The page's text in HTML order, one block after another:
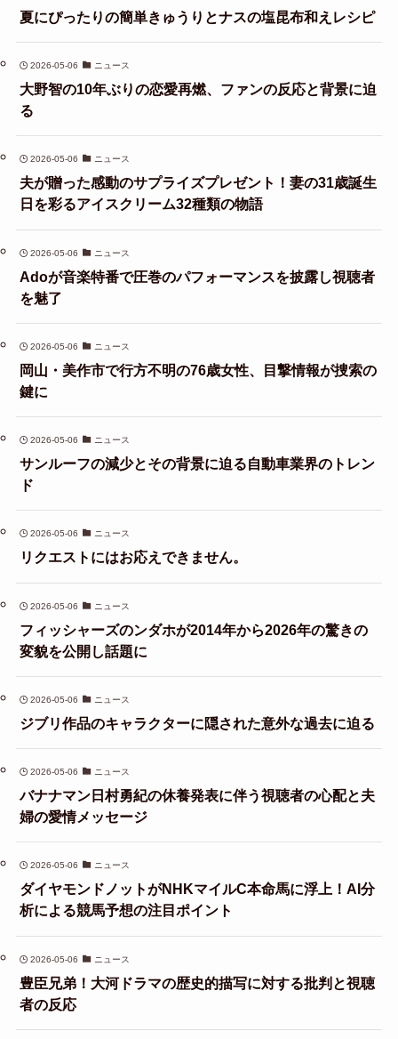
夏にぴったりの簡単きゅうりとナスの塩昆布和えレシピ
2026-05-06 ニュース
大野智の10年ぶりの恋愛再燃、ファンの反応と背景に迫
る
2026-05-06 ニュース
夫が贈った感動のサプライズプレゼント！妻の31歳誕生
日を彩るアイスクリーム32種類の物語
2026-05-06 ニュース
Adoが音楽特番で圧巻のパフォーマンスを披露し視聴者
を魅了
2026-05-06 ニュース
岡山・美作市で行方不明の76歳女性、目撃情報が捜索の
鍵に
2026-05-06 ニュース
サンルーフの減少とその背景に迫る自動車業界のトレン
ド
2026-05-06 ニュース
リクエストにはお応えできません。
2026-05-06 ニュース
フィッシャーズのンダホが2014年から2026年の驚きの
変貌を公開し話題に
2026-05-06 ニュース
ジブリ作品のキャラクターに隠された意外な過去に迫る
2026-05-06 ニュース
バナナマン日村勇紀の休養発表に伴う視聴者の心配と夫
婦の愛情メッセージ
2026-05-06 ニュース
ダイヤモンドノットがNHKマイルC本命馬に浮上！AI分
析による競馬予想の注目ポイント
2026-05-06 ニュース
豊臣兄弟！大河ドラマの歴史的描写に対する批判と視聴
者の反応